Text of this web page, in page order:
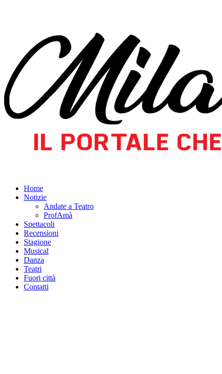
Home
Notizie
Andate a Teatro
ProfAmà
Spettacoli
Recensioni
Stagione
Musical
Danza
Teatri
Fuori città
Contatti